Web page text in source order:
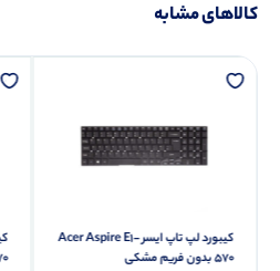
کالاهای مشابه
کیبورد لپ تاپ ایسر Acer Aspire E1-
570 بدون فریم مشکی
570